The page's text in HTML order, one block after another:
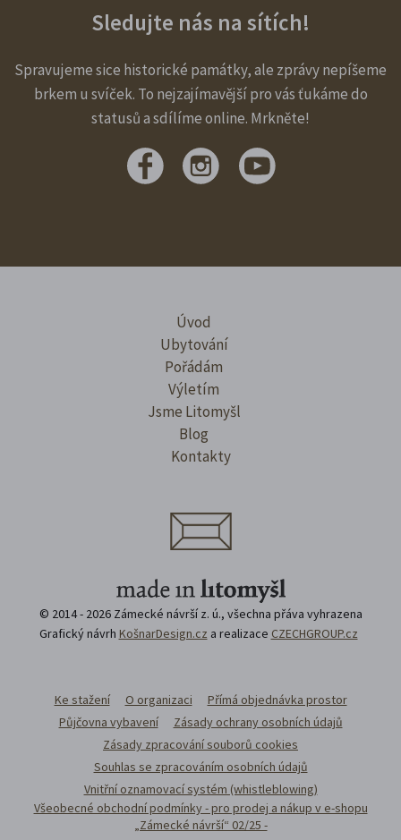
Sledujte nás na sítích!
Spravujeme sice historické památky, ale zprávy nepíšeme
brkem u svíček. To nejzajímavější pro vás ťukáme do
statusů a sdílíme online. Mrkněte!
Úvod
Ubytování
Pořádám
Výletím
Jsme Litomyšl
Blog
Kontakty
© 2014 - 2026 Zámecké návrší z. ú., všechna přáva vyhrazena
Grafický návrh KošnarDesign.cz a realizace CZECHGROUP.cz
Ke stažení O organizaci
Přímá objednávka prostor
Půjčovna vybavení
Zásady ochrany osobních údajů
Zásady zpracování souborů cookies
Souhlas se zpracováním osobních údajů
Vnitřní oznamovací systém (whistleblowing)
Všeobecné obchodní podmínky - pro prodej a nákup v e-shopu
„Zámecké návrší“ 02/25 -